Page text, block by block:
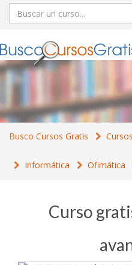
Busco Cursos Gratis
Informática Ofimática
Curso